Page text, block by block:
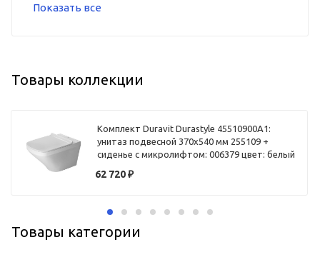
Показать все
Товары коллекции
Комплект Duravit Durastyle 45510900A1:
унитаз подвесной 370х540 мм 255109 +
сиденье с микролифтом: 006379 цвет: белый
62 720₽
Товары категории